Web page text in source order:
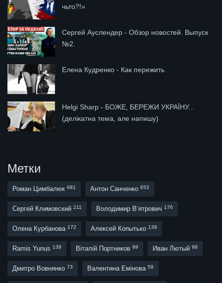
чьто?!»
Сергей Ауслендер - Обзор новостей. Выпуск
№2.
Елена Кудренко - Как пережить
Helgi Sharp - БОЖЕ, БЕРЕЖИ УКРАЇНУ...
(делікатна тема, але напишу)
Метки
Роман Цимбалюк 681 Антон Санченко 653
Сергей Климовский 211 Володимир В’ятрович 176
Олена Курбанова 172 Алексей Копытько 139
Ramis Yunus 138 Віталій Портников 99 Иван Лютый 98
Дмитро Вовнянко 73 Валентина Емінова 59